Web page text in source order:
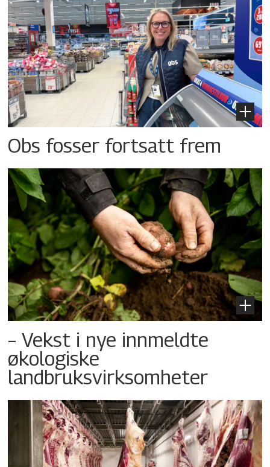
Obs fosser fortsatt frem
– Vekst i nye innmeldte
økologiske
landbruksvirksomheter